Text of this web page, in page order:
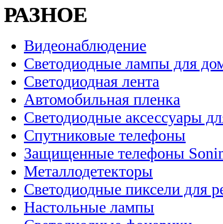
РАЗНОЕ
Видеонаблюдение
Светодиодные лампы для
Светодиодная лента
Автомобильная пленка
Светодиодные аксессуары
Спутниковые телефоны
Защищенные телефоны
Металлодетекторы
Светодиодные пиксели для
Настольные лампы